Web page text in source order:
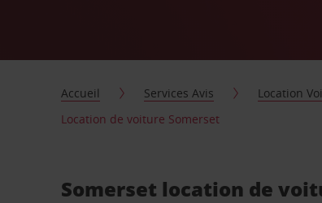
Accueil Services Avis Location
Location de voiture Somerset
Somerset location de